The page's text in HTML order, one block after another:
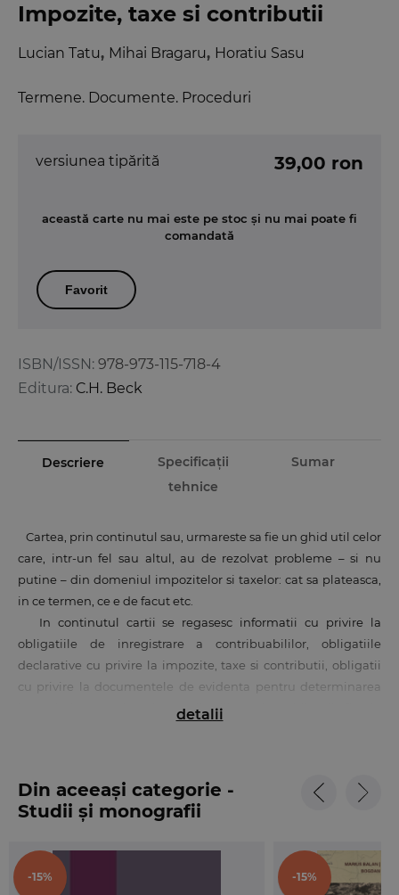
Impozite, taxe si contributii
Termene. Documente. Proceduri
Lucian Tatu, Mihai Bragaru, Horatiu Sasu
ISBN/ISSN: 978-973-115-718-4
Editura: C.H. Beck
versiunea tipărită 39,00 ron
această carte nu mai este pe stoc și nu mai poate fi
comandată
Favorit
Descriere
Specificații
tehnice
Sumar
Cartea, prin continutul sau, urmareste sa fie un ghid util celor
care, intr-un fel sau altul, au de rezolvat probleme – si nu
putine – din domeniul impozitelor si taxelor: cat sa plateasca,
in ce termen, ce e de facut etc.
In continutul cartii se regasesc informatii cu privire la
obligatiile de inregistrare a contribuabililor, obligatiile
declarative cu privire la impozite, taxe si contributii, obligatii
cu privire la documentele de evidenta pentru determinarea
impozitelor, taxelor si contributiilor, alte obligatii fiscale
lucrare veti gasi o sinteza a cursurilor de schimb utilizate in
fiscalitate, o prezentare a conditiilor ce trebuie indeplinite
alte informatii utile.
detalii
Din aceeași categorie -
Studii și monografii
-15% -15%